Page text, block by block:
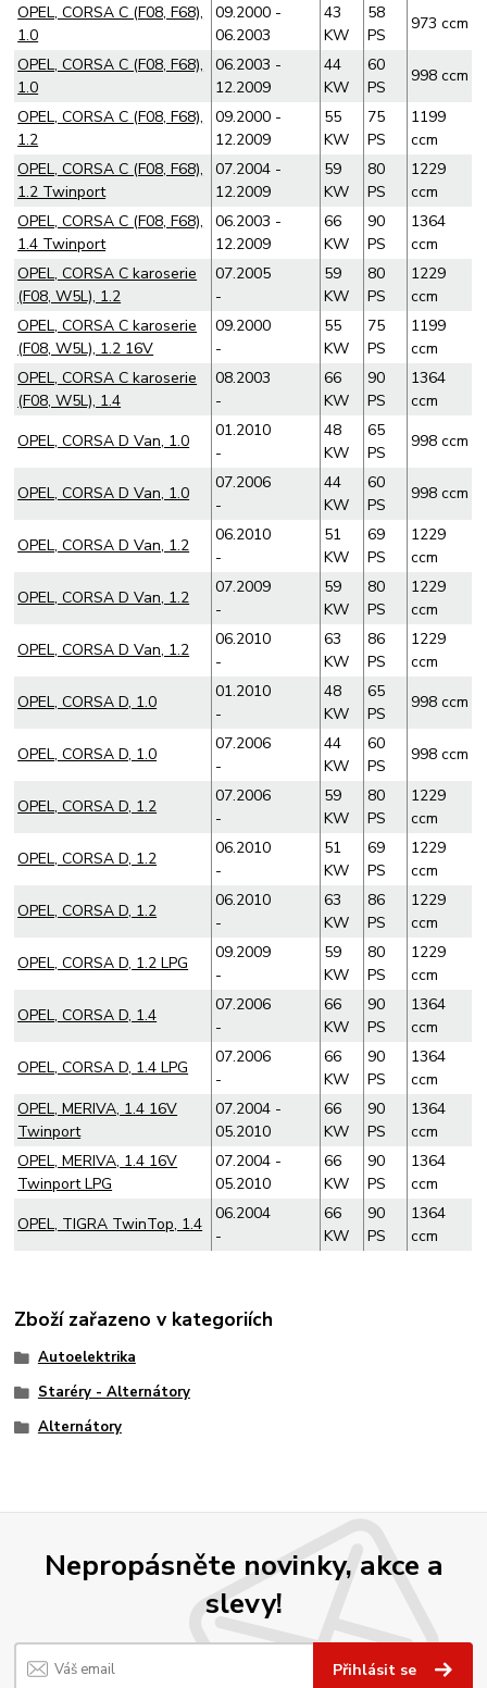
OPEL, CORSA C (F08, F68),
1.0
09.2000 -
06.2003
43
KW
58
PS
973 ccm
OPEL, CORSA C (F08, F68),
1.0
06.2003 -
12.2009
44
KW
60
PS
998 ccm
OPEL, CORSA C (F08, F68),
1.2
09.2000 -
12.2009
55
KW
75
PS
1199
ccm
OPEL, CORSA C (F08, F68),
1.2 Twinport
07.2004 -
12.2009
59
KW
80
PS
1229
ccm
OPEL, CORSA C (F08, F68),
1.4 Twinport
06.2003 -
12.2009
66
KW
90
PS
1364
ccm
OPEL, CORSA C karoserie
(F08, W5L), 1.2
07.2005
-
59
KW
80
PS
1229
ccm
OPEL, CORSA C karoserie
(F08, W5L), 1.2 16V
09.2000
-
55
KW
75
PS
1199
ccm
OPEL, CORSA C karoserie
(F08, W5L), 1.4
08.2003
-
66
KW
90
PS
1364
ccm
OPEL, CORSA D Van, 1.0
01.2010
-
48
KW
65
PS
998 ccm
OPEL, CORSA D Van, 1.0
07.2006
-
44
KW
60
PS
998 ccm
OPEL, CORSA D Van, 1.2
06.2010
-
51
KW
69
PS
1229
ccm
OPEL, CORSA D Van, 1.2
07.2009
-
59
KW
80
PS
1229
ccm
OPEL, CORSA D Van, 1.2
06.2010
-
63
KW
86
PS
1229
ccm
OPEL, CORSA D, 1.0
01.2010
-
48
KW
65
PS
998 ccm
OPEL, CORSA D, 1.0
07.2006
-
44
KW
60
PS
998 ccm
OPEL, CORSA D, 1.2
07.2006
-
59
KW
80
PS
1229
ccm
OPEL, CORSA D, 1.2
06.2010
-
51
KW
69
PS
1229
ccm
OPEL, CORSA D, 1.2
06.2010
-
63
KW
86
PS
1229
ccm
OPEL, CORSA D, 1.2 LPG
09.2009
-
59
KW
80
PS
1229
ccm
OPEL, CORSA D, 1.4
07.2006
-
66
KW
90
PS
1364
ccm
OPEL, CORSA D, 1.4 LPG
07.2006
-
66
KW
90
PS
1364
ccm
OPEL, MERIVA, 1.4 16V
Twinport
07.2004 -
05.2010
66
KW
90
PS
1364
ccm
OPEL, MERIVA, 1.4 16V
Twinport LPG
07.2004 -
05.2010
66
KW
90
PS
1364
ccm
OPEL, TIGRA TwinTop, 1.4
06.2004
-
66
KW
90
PS
1364
ccm
Zboží zařazeno v kategoriích
Autoelektrika
Staréry - Alternátory
Alternátory
Nepropásněte novinky, akce a
slevy!
Přihlásit se